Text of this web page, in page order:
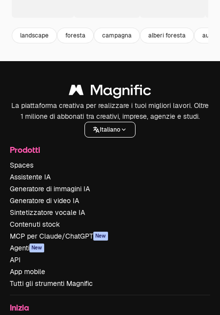
landscape foresta campagna alberi foresta
La piattaforma creativa per realizzare i tuoi migliori lavori. Oltre
1 milione di abbonati tra creativi, imprese, agenzie e studi.
Italiano
Prodotti
Spaces
Assistente IA
Generatore di immagini IA
Generatore di video IA
Sintetizzatore vocale IA
Contenuti stock
MCP per Claude/ChatGPT New
Agenti New
API
App mobile
Tutti gli strumenti Magnific
Inizia